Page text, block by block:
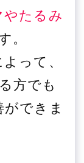
やたるみ
。
って、
方でも
できま